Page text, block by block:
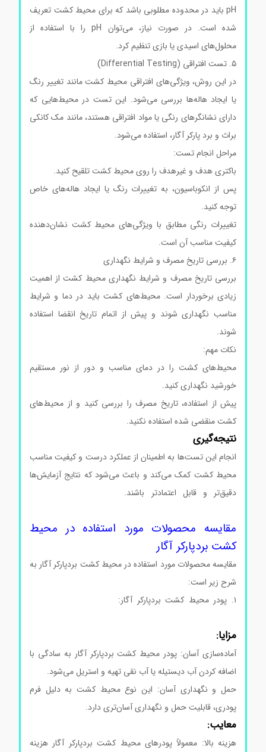
pH باید در محدوده مطلوبی باشد که برای محیط کشت تعریف
شده است. در صورت نیاز، می‌توان pH را با استفاده از
محلول‌های اسیدی یا بازی تنظیم کرد.
در این روش، ویژگی‌های افتراقی محیط کشت مانند تغییر رنگ
یا ایجاد هاله‌ها بررسی می‌شود. این تست در محیط‌هایی که
دارای نشانگرهای رنگی یا مواد افتراقی هستند، مانند مک کانکی
براث و برد پارکر آگار، استفاده می‌شود.
مراحل انجام تست:
باکتری هدف و غیرهدف را روی محیط کشت تلقیح کنید.
پس از انکوباسیون، به تغییرات رنگ یا ایجاد هاله‌های خاص
توجه کنید.
تغییرات رنگی مطابق با ویژگی‌های محیط کشت نشان‌دهنده
کیفیت مناسب آن است.
بررسی تاریخ مصرف و شرایط نگهداری محیط کشت از اهمیت
زیادی برخوردار است. محیط‌های کشت باید در دما و شرایط
مناسب نگهداری شوند و پیش از اتمام تاریخ انقضا استفاده
شوند.محیط کشت بردپارکرآگار کد105406
نکات مهم:
محیط‌های کشت را در دمای مناسب و دور از نور مستقیم
خورشید نگهداری کنید.
پیش از استفاده، تاریخ مصرف را بررسی کنید و از محیط‌های
کشت منقضی شده استفاده نکنید.
نتیجه‌گیری
انجام این تست‌ها به اطمینان از عملکرد درست و کیفیت مناسب
محیط کشت کمک می‌کند و باعث می‌شود که نتایج آزمایش‌ها
دقیق‌تر و قابل اعتمادتر باشند.محیط کشت بردپارکرآگار
مقایسه محصولات مورد استفاده در محیط
کشت بردپارکر آگار
مقایسه محصولات مورد استفاده در محیط کشت بردپارکر آگار به
شرح زیر است:
محیط کشت بردپارکرآگار
مزایا:
آماده‌سازی آسان: پودر محیط کشت بردپارکر آگار به سادگی با
اضافه کردن آب دیستیله یا آب نقی تهیه و استریل می‌شود.
حمل و نگهداری آسان: این نوع محیط کشت به دلیل فرم
پودری، قابلیت حمل و نگهداری آسان‌تری دارد.
معایب:
هزینه بالا: معمولاً پودرهای محیط کشت بردپارکر آگار هزینه